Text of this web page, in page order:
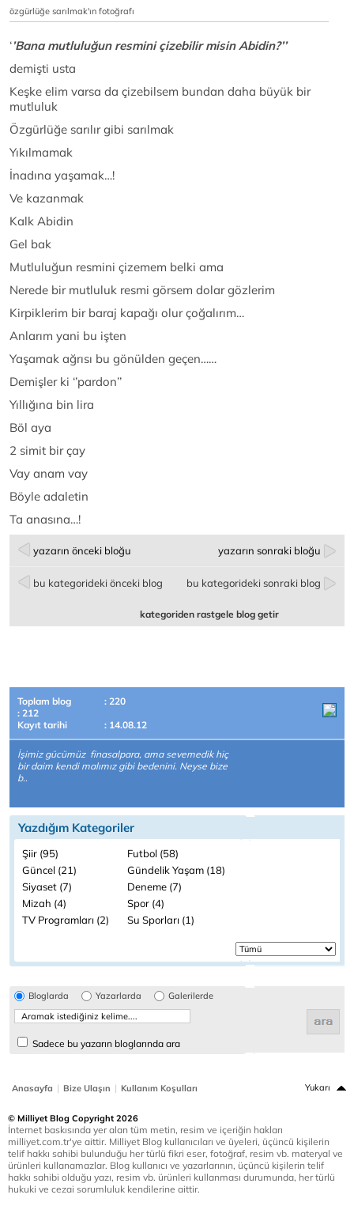
özgürlüğe sarılmak'ın fotoğrafı
‘’Bana mutluluğun resmini çizebilir misin Abidin?’’
demişti usta
Keşke elim varsa da çizebilsem bundan daha büyük bir
mutluluk
Özgürlüğe sarılır gibi sarılmak
Yıkılmamak
İnadına yaşamak…!
Ve kazanmak
Kalk Abidin
Gel bak
Mutluluğun resmini çizemem belki ama
Nerede bir mutluluk resmi görsem dolar gözlerim
Kirpiklerim bir baraj kapağı olur çoğalırım…
Anlarım yani bu işten
Yaşamak ağrısı bu gönülden geçen……
Demişler ki ‘’pardon’’
Yıllığına bin lira
Böl aya
2 simit bir çay
Vay anam vay
Böyle adaletin
Ta anasına…!
yazarın önceki bloğu yazarın sonraki bloğu
bu kategorideki önceki blog bu kategorideki sonraki blog
kategoriden rastgele blog getir
Toplam blog
: 220
: 212
Kayıt tarihi
: 14.08.12
İşimiz gücümüz finasalpara, ama sevemedik hiç
bir daim kendi malımız gibi bedenini. Neyse bize
b..
Yazdığım Kategoriler
Şiir (95)
Futbol (58)
Güncel (21)
Gündelik Yaşam (18)
Siyaset (7)
Deneme (7)
Mizah (4)
Spor (4)
TV Programları (2)
Su Sporları (1)
Bloglarda Yazarlarda Galerilerde
Sadece bu yazarın bloglarında ara
Anasayfa | Bize Ulaşın | Kullanım Koşulları Yukarı
© Milliyet Blog Copyright 2026
İnternet baskısında yer alan tüm metin, resim ve içeriğin hakları
milliyet.com.tr'ye aittir. Milliyet Blog kullanıcıları ve üyeleri, üçüncü kişilerin
telif hakkı sahibi bulunduğu her türlü fikri eser, fotoğraf, resim vb. materyal ve
ürünleri kullanamazlar. Blog kullanıcı ve yazarlarının, üçüncü kişilerin telif
hakkı sahibi olduğu yazı, resim vb. ürünleri kullanması durumunda, her türlü
hukuki ve cezai sorumluluk kendilerine aittir.